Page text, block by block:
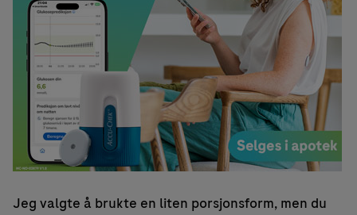
Jeg valgte å brukte en liten porsjonsform, men du